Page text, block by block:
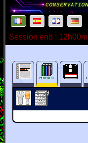
Session end :